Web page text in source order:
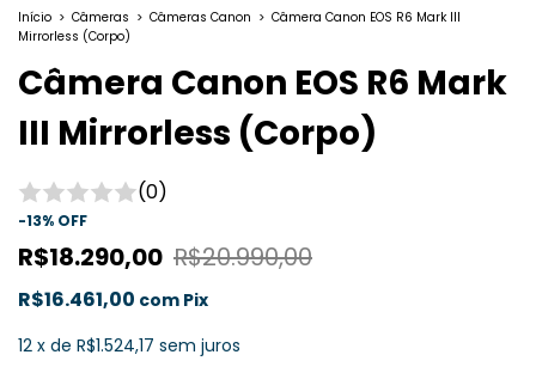
Início > Câmeras > Câmeras Canon > Câmera Canon EOS R6 Mark III
Mirrorless (Corpo)
Câmera Canon EOS R6 Mark
III Mirrorless (Corpo)
(0)
-13% OFF
R$18.290,00 R$20.990,00
R$16.461,00 com Pix
12 x de R$1.524,17 sem juros